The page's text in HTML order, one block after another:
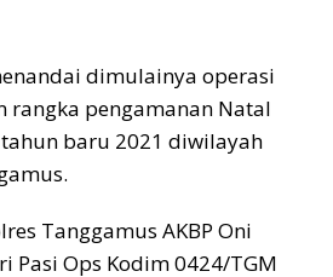
dimulainya operasi
rangka pengamanan Natal
baru 2021 diwilayah
Tanggamus AKBP Oni
Pasi Ops Kodim 0424/TGM